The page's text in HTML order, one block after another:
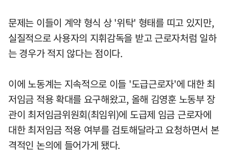
문제는 이들이 계약 형식 상 '위탁' 형태를 띠고 있지만,
실질적으로 사용자의 지휘감독을 받고 근로자처럼 일하
는 경우가 적지 않다는 점이다.
이에 노동계는 지속적으로 이들 '도급근로자'에 대한 최
저임금 적용 확대를 요구해왔고, 올해 김영훈 노동부 장
관이 최저임금위원회(최임위)에 도급제 임금 근로자에
대한 최저임금 적용 여부를 검토해달라고 요청하면서 본
격적인 논의에 들어가게 됐다.